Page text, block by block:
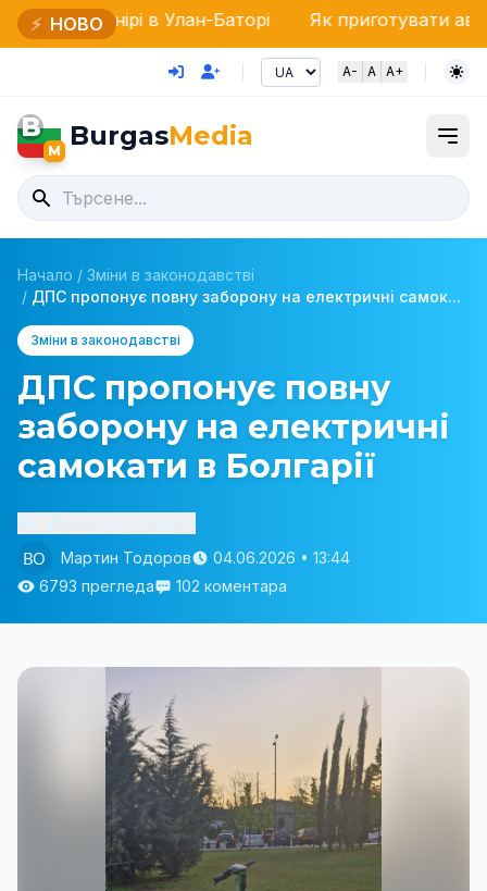
⚡ НОВО
в Улан-Баторі Як приготувати автентичний суп-
A- A A+
B
M BurgasMedia
Начало / Зміни в законодавстві
/ ДПС пропонує повну заборону на електричні самок...
Зміни в законодавстві
ДПС пропонує повну
заборону на електричні
самокати в Болгарії
Мартин Тодоров
04.06.2026 • 13:44
6793 прегледа
102 коментара